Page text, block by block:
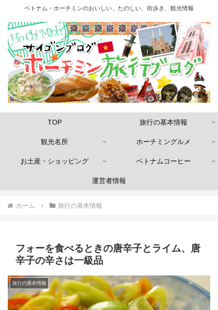
ベトナム・ホーチミンのおいしい、たのしい、街歩き、観光情報
TOP 旅行の基本情報
観光名所 ホーチミングルメ
お土産・ショッピング ベトナムコーヒー
運営者情報
ホーム 旅行の基本情報
フォーを食べるときの唐辛子とライム、唐
辛子の辛さは一級品
旅行の基本情報